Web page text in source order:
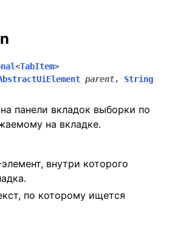
<TabItem>
parent, String
панели вкладок выборки по
на вкладке.
внутри которого
по которому ищется